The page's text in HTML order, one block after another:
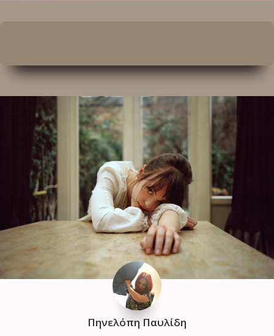
Πηνελόπη Παυλίδη